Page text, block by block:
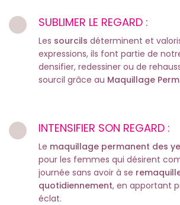
SUBLIMER LE REGARD :
Les sourcils déterminent et
expressions, ils font partie de
densifier, redessiner ou de
sourcil grâce au Maquillage
INTENSIFIER SON REGARD :
Le maquillage permanent des
pour les femmes qui désirent
journée sans avoir à se
quotidiennement, en apportant
éclat.